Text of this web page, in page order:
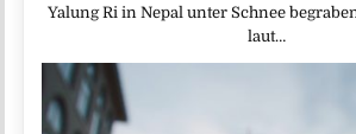
Yalung Ri in Nepal unter Schnee
laut…